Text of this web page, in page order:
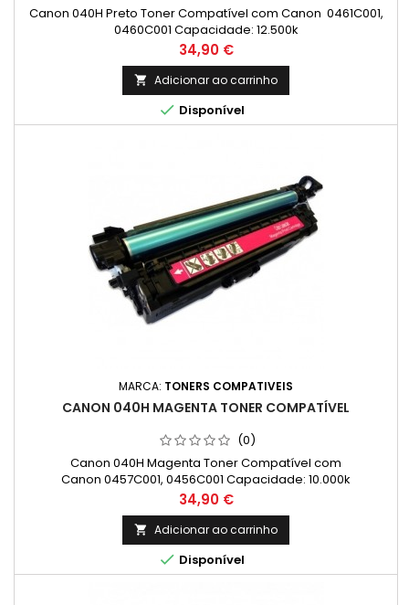
Canon 040H Preto Toner Compatível com Canon 0461C001,
0460C001 Capacidade: 12.500k
Preço
34,90 €
 Adicionar ao carrinho
 Disponível
MARCA: TONERS COMPATIVEIS
CANON 040H MAGENTA TONER COMPATÍVEL
(0)
Canon 040H Magenta Toner Compatível com
Canon 0457C001, 0456C001 Capacidade: 10.000k
Preço
34,90 €
 Adicionar ao carrinho
 Disponível